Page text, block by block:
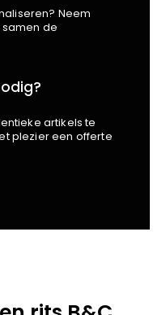
Neem
de
artikels te
plezier een offerte